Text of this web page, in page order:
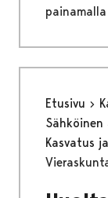
Etusivu
Kasvatus